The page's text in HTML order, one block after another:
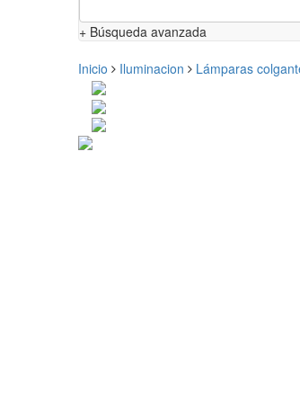
+ Búsqueda avanzada
Inicio Iluminacion Lámparas